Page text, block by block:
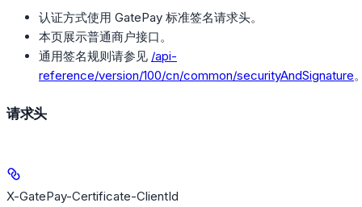
认证方式使用 GatePay 标准签名请求头。
本页展示普通商户接口。
通用签名规则请参见 /api-
reference/version/100/cn/common/securityAndSignature
请求头
X-GatePay-Certificate-ClientId